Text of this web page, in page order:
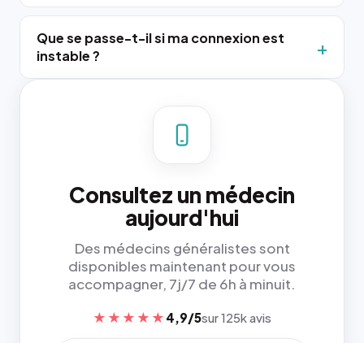
Que se passe-t-il si ma connexion est
instable ?
Consultez un médecin
aujourd'hui
Des médecins généralistes sont
disponibles maintenant pour vous
accompagner, 7j/7 de 6h à minuit.
★★★★★ 4,9/5sur 125k avis